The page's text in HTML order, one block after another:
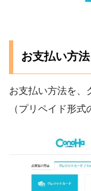
お支払い方
お支払い方法を、
（プリペイド形